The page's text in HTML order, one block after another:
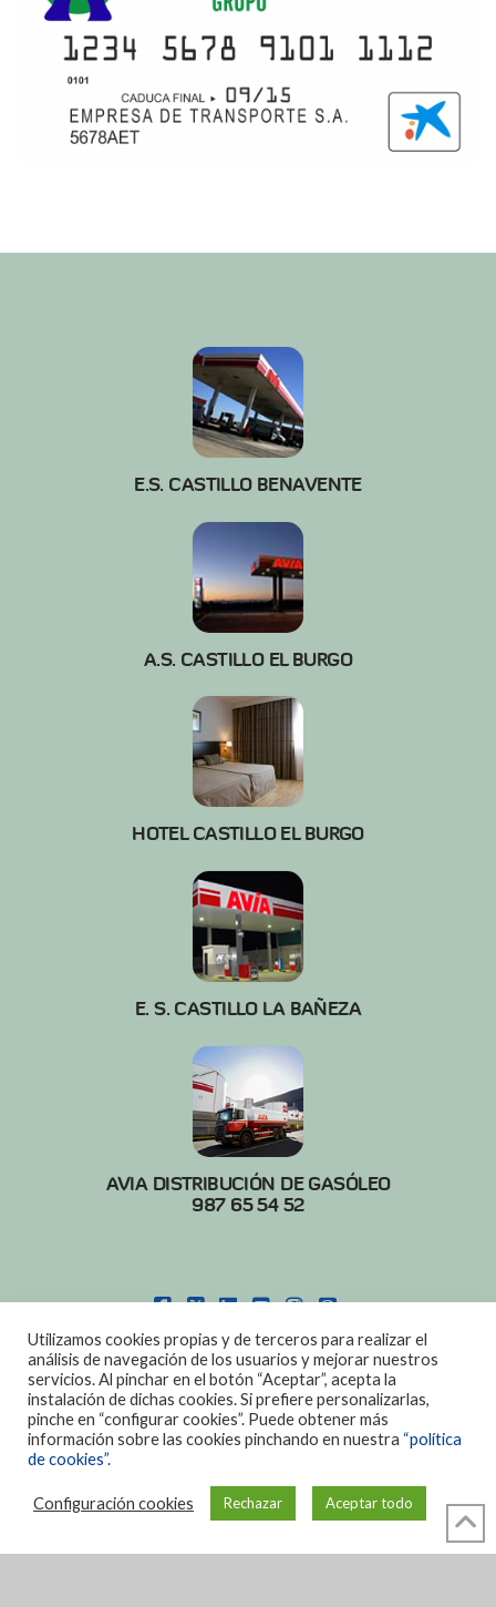
E.S. CASTILLO BENAVENTE
A.S. CASTILLO EL BURGO
HOTEL CASTILLO EL BURGO
E. S. CASTILLO LA BAÑEZA
AVIA DISTRIBUCIÓN DE GASÓLEO
987 65 54 52
POLITICA DE COOKIES|AVISO LEGAL
DISEÑO: DIAN SISTEMAS
Utilizamos cookies propias y de terceros para realizar el
análisis de navegación de los usuarios y mejorar nuestros
servicios. Al pinchar en el botón “Aceptar”, acepta la
instalación de dichas cookies. Si prefiere personalizarlas,
pinche en “configurar cookies”. Puede obtener más
información sobre las cookies pinchando en nuestra “política
de cookies”.
Configuración cookies Rechazar Aceptar todo